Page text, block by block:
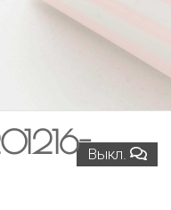
Выкл.